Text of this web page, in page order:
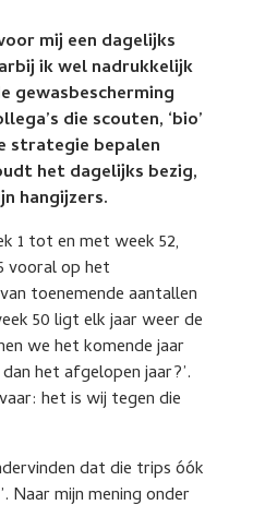
mij een dagelijks
ik wel nadrukkelijk
gewasbescherming
die scouten, ‘bio’
strategie bepalen
het dagelijks bezig,
hangijzers.
1 tot en met week 52,
vooral op het
toenemende aantallen
50 ligt elk jaar weer de
we het komende jaar
het afgelopen jaar?’.
het is wij tegen die
dat die trips óók
Naar mijn mening onder